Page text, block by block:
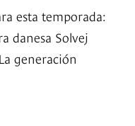
esta temporada:
danesa Solvej
generación